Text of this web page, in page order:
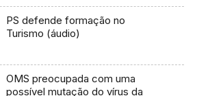
PS defende formação no
Turismo (áudio)
OMS preocupada com uma
possível mutação do vírus da